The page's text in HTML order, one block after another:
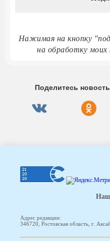
Нажимая на кнопку
на обработку моих
Поделитесь
Наш
Адрес редакции:
346720, Ростовская область, г.